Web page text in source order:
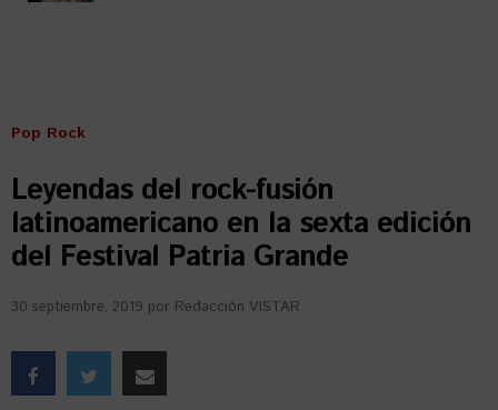
Pop Rock
Leyendas del rock-fusión
latinoamericano en la sexta edición
del Festival Patria Grande
30 septiembre, 2019 por Redacción VISTAR